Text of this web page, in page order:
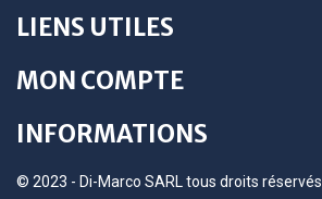
LIENS UTILES
MON COMPTE
INFORMATIONS
© 2023 - Di-Marco SARL tous droits réservés